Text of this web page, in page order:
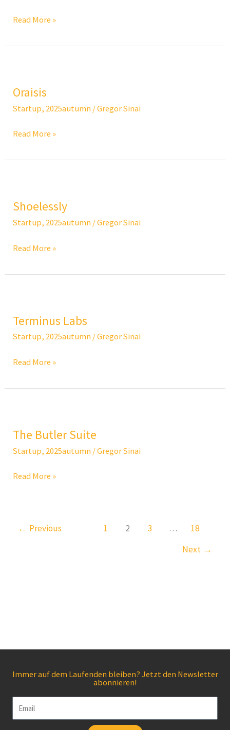
Read More »
Oraisis
Startup, 2025autumn /Gregor Sinai
Read More »
Shoelessly
Startup, 2025autumn /Gregor Sinai
Read More »
Terminus Labs
Startup, 2025autumn /Gregor Sinai
Read More »
The Butler Suite
Startup, 2025autumn /Gregor Sinai
Suite
Read More »
← Previous 1 2 3 …
18
Next →
Immer auf dem Laufenden bleiben? Jetzt den Newsletter
abonnieren!